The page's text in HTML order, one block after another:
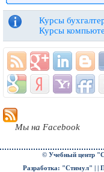
Курсы
Курсы
Мы на Facebook
© Учебный центр
Разработка: "Стимул" | |